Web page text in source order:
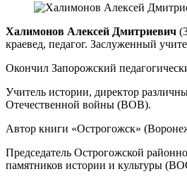
Халимонов Алексей Дмитриевич
краевед, педагог. Заслуженный
Окончил Запорожский
Учитель истории, директор
Отечественной войны (ВОВ).
Автор книги «Острогожск»
Председатель Острогожской
памятников истории и культуры